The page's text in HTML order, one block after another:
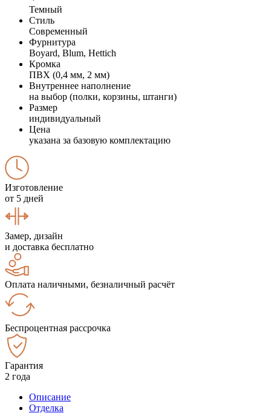
Темный
Стиль
Современный
Фурнитура
Boyard, Blum, Hettich
Кромка
ПВХ (0,4 мм, 2 мм)
Внутреннее наполнение
на выбор (полки, корзины, штанги)
Размер
индивидуальный
Цена
указана за базовую комплектацию
Изготовление
от 5 дней
Замер, дизайн
и доставка бесплатно
Оплата наличными, безналичный расчёт
Беспроцентная рассрочка
Гарантия
2 года
Описание
Отделка